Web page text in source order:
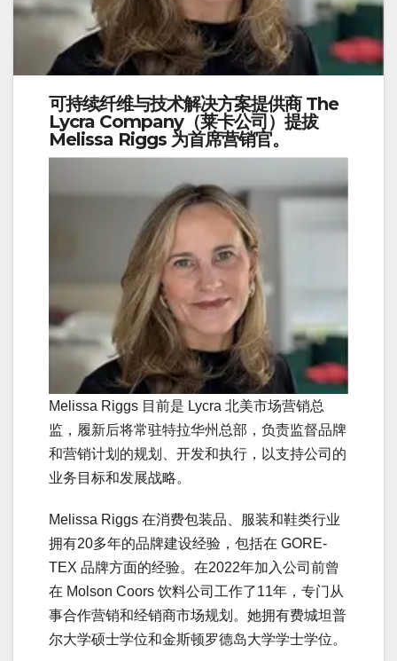
可持续纤维与技术解决方案提供商 The
Lycra Company（莱卡公司） 提拔
Melissa Riggs 为首席营销官。
Melissa Riggs 目前是 Lycra 北美市场营销总
监，履新后将常驻特拉华州总部，负责监督品牌
和营销计划的规划、开发和执行，以支持公司的
业务目标和发展战略。
Melissa Riggs 在消费包装品、服装和鞋类行业
拥有20多年的品牌建设经验，包括在 GORE-
TEX 品牌方面的经验。在2022年加入公司前曾
在 Molson Coors 饮料公司工作了11年，专门从
事合作营销和经销商市场规划。她拥有费城坦普
尔大学硕士学位和金斯顿罗德岛大学学士学位。